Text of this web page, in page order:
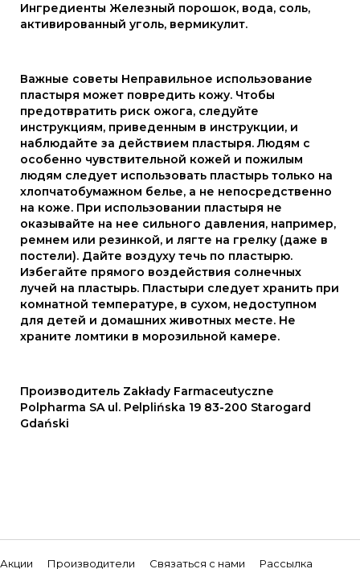
Ингредиенты Железный порошок, вода, соль,
активированный уголь, вермикулит.
Важные советы Неправильное использование
пластыря может повредить кожу. Чтобы
предотвратить риск ожога, следуйте
инструкциям, приведенным в инструкции, и
наблюдайте за действием пластыря. Людям с
особенно чувствительной кожей и пожилым
людям следует использовать пластырь только на
хлопчатобумажном белье, а не непосредственно
на коже. При использовании пластыря не
оказывайте на нее сильного давления, например,
ремнем или резинкой, и лягте на грелку (даже в
постели). Дайте воздуху течь по пластырю.
Избегайте прямого воздействия солнечных
лучей на пластырь. Пластыри следует хранить при
комнатной температуре, в сухом, недоступном
для детей и домашних животных месте. Не
храните ломтики в морозильной камере.
Производитель Zakłady Farmaceutyczne
Polpharma SA ul. Pelplińska 19 83-200 Starogard
Gdański
Акции Производители Связаться с нами Рассылка